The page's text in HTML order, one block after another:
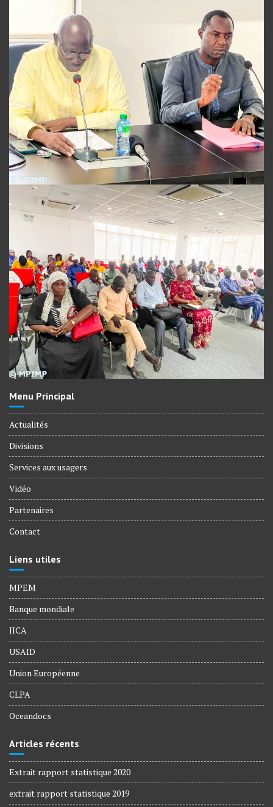
Menu Principal
Actualités
Divisions
Services aux usagers
Vidéo
Partenaires
Contact
Liens utiles
MPEM
Banque mondiale
JICA
USAID
Union Européenne
CLPA
Oceandocs
Articles récents
Extrait rapport statistique 2020
extrait rapport statistique 2019